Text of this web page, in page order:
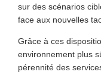
sur des scénarios
face aux nouvelles
Grâce à ces
environnement plus
pérennité des